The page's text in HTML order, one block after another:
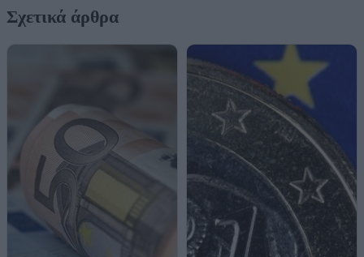
Σχετικά άρθρα